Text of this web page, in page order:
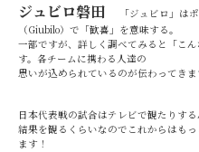
ジュビロ磐田
「ジュビロ」は
（Giubilo）で「歓喜」を意味する。
一部ですが、詳しく調べてみると「こ
す。各チームに携わる人達の
思いが込められているのが伝わってき
日本代表戦の試合はテレビで観たりす
結果を観るくらいなのでこれからはも
ます！